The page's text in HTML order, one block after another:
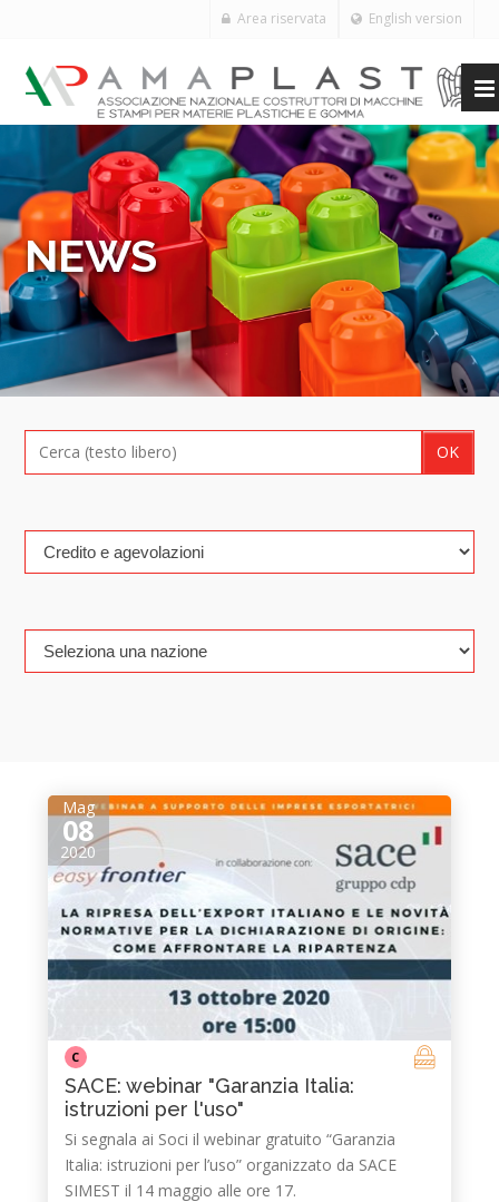
English version
Area riservata
NEWS
Mag
08
2020
C
SACE: webinar "Garanzia Italia:
istruzioni per l'uso"
Si segnala ai Soci il webinar gratuito “Garanzia
Italia: istruzioni per l’uso” organizzato da SACE
SIMEST il 14 maggio alle ore 17.